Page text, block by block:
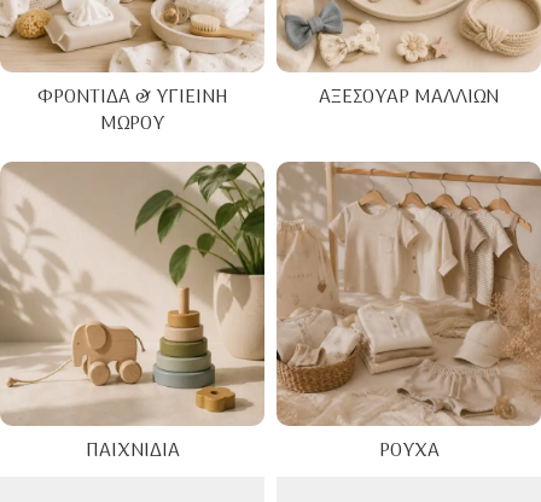
ΦΡΟΝΤΊΔΑ & ΥΓΙΕΙΝΉ
ΜΩΡΟΎ
ΑΞΕΣΟΥΆΡ ΜΑΛΛΙΏΝ
ΠΑΙΧΝΊΔΙΑ ΡΟΎΧΑ